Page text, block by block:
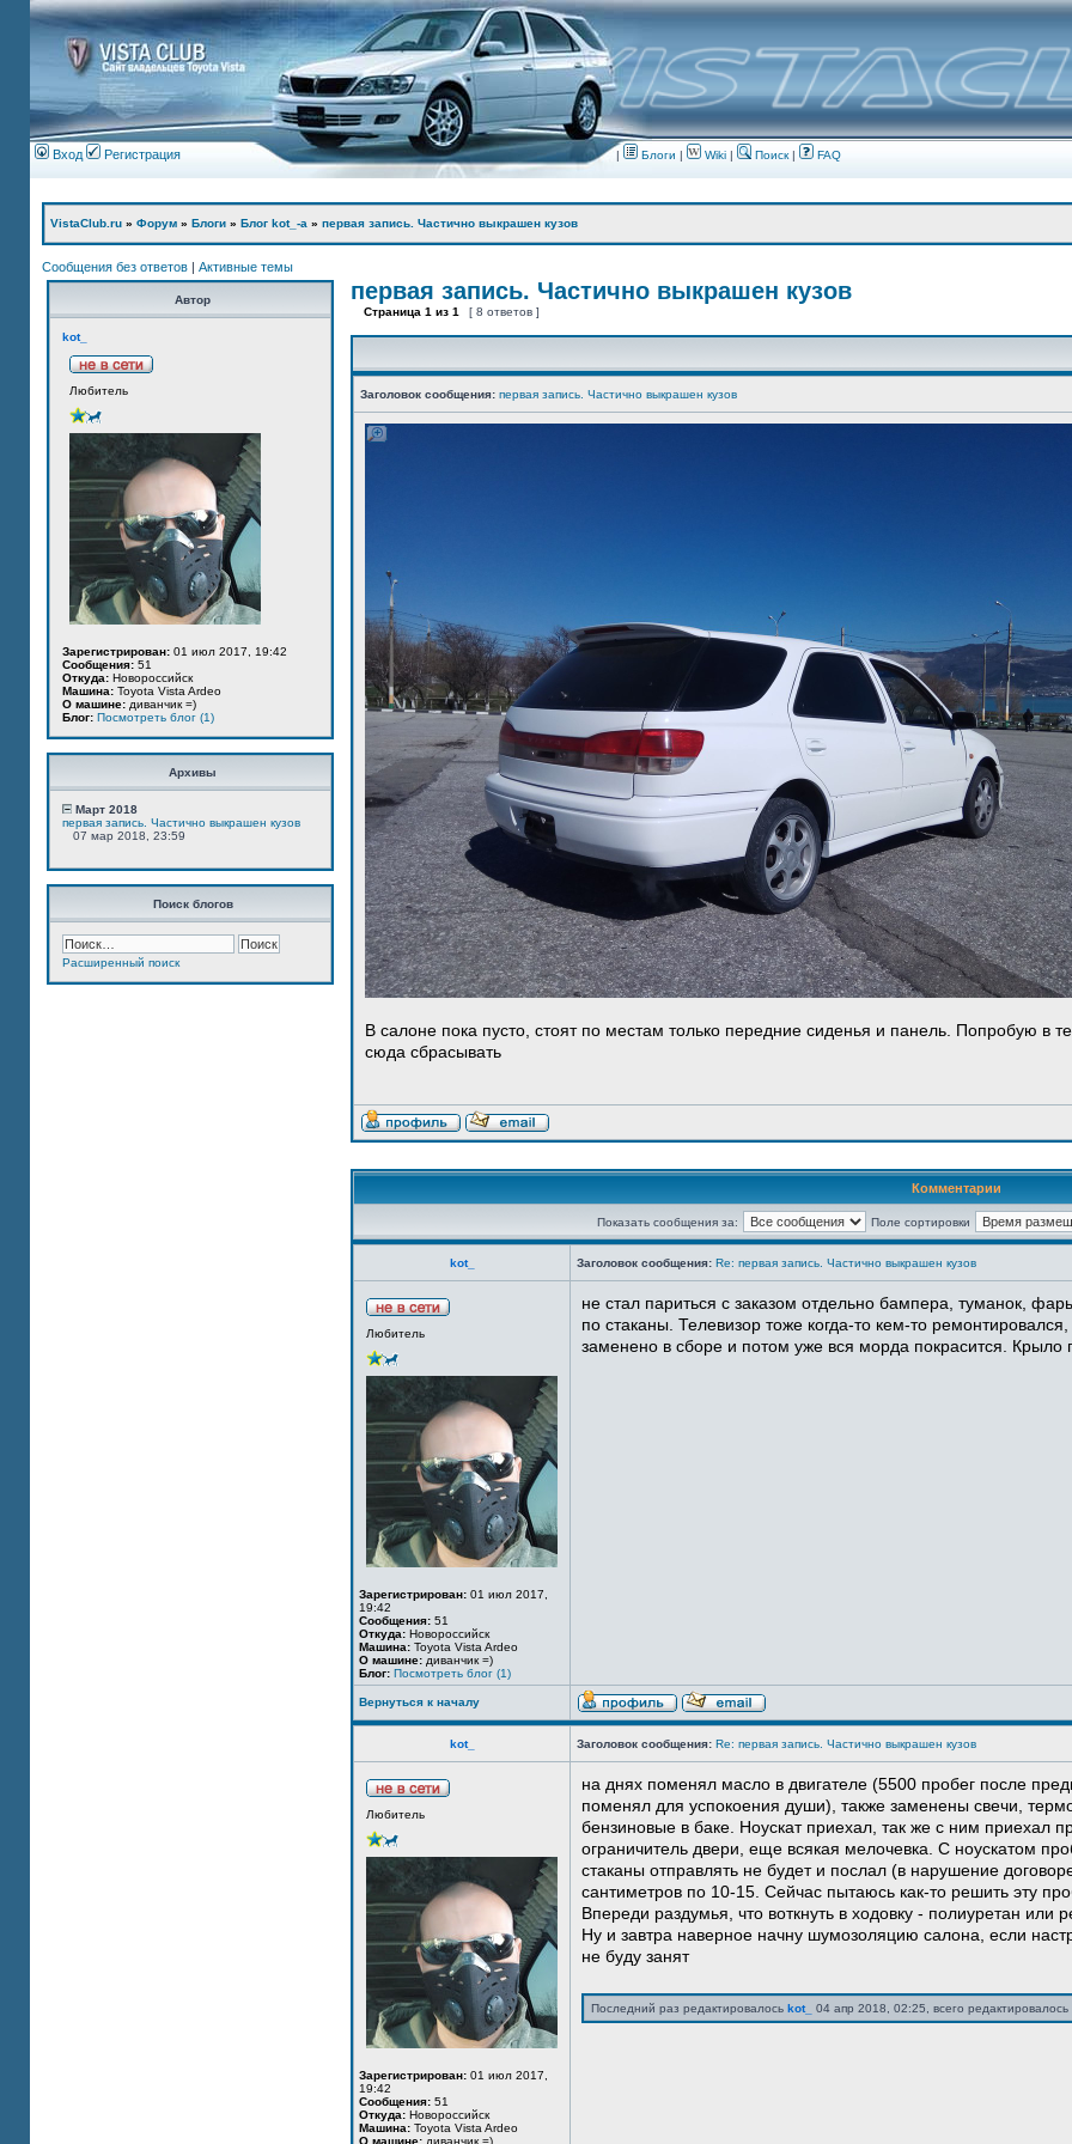
Вход Регистрация | Блоги | Wiki | Поиск| FAQ
VistaClub.ru » Форум » Блоги » Блог kot_-а » первая запись. Частично выкрашен кузов
Сообщения без ответов | Активные темы
Автор
kot_
Любитель
Зарегистрирован: 01 июл 2017, 19:42
Сообщения: 51
Откуда: Новороссийск
Машина: Toyota Vista Ardeo
О машине: диванчик =)
Блог: Посмотреть блог (1)
Архивы
Март 2018
первая запись. Частично выкрашен кузов
07 мар 2018, 23:59
Поиск блогов
Расширенный поиск
первая запись. Частично выкрашен кузов
Страница 1 из 1 [ 8 ответов ]
Заголовок сообщения: первая запись. Частично выкрашен кузов
В салоне пока пусто, стоят по местам только передние сиденья и панель. Попробую в
сюда сбрасывать
Комментарии
Показать сообщения за: Поле сортировки
kot_ Заголовок сообщения: Re: первая запись. Частично выкрашен кузов
Любитель
Зарегистрирован: 01 июл 2017,
19:42
Сообщения: 51
Откуда: Новороссийск
Машина: Toyota Vista Ardeo
О машине: диванчик =)
Блог: Посмотреть блог (1)
не стал париться с заказом отдельно бампера, туманок,
по стаканы. Телевизор тоже когда-то кем-то
заменено в сборе и потом уже вся морда покрасится. Крыло
Вернуться к началу
kot_ Заголовок сообщения: Re: первая запись. Частично выкрашен кузов
Любитель
Зарегистрирован: 01 июл 2017,
19:42
Сообщения: 51
Откуда: Новороссийск
Машина: Toyota Vista Ardeo
О машине: диванчик =)
на днях поменял масло в двигателе (5500 пробег после
поменял для успокоения души), также заменены свечи,
бензиновые в баке. Ноускат приехал, так же с ним приехал
ограничитель двери, еще всякая мелочевка. С ноускатом
стаканы отправлять не будет и послал (в нарушение
сантиметров по 10-15. Сейчас пытаюсь как-то решить эту
Впереди раздумья, что воткнуть в ходовку - полиуретан или
Ну и завтра наверное начну шумозоляцию салона, если
не буду занят
Последний раз редактировалось kot_ 04 апр 2018, 02:25, всего редактировалось